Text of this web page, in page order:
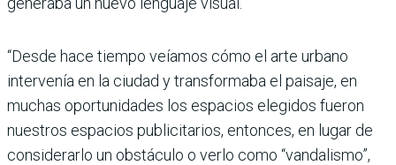
“Desde hace tiempo veíamos cómo el arte urbano
intervenía en la ciudad y transformaba el paisaje, en
muchas oportunidades los espacios elegidos fueron
nuestros espacios publicitarios, entonces, en lugar de
considerarlo un obstáculo o verlo como “vandalismo”,